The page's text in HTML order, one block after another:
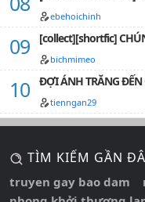
ebehoichinh
[collect][shortfic]
bichmimeo
ĐỢI ÁNH TRĂNG
tienngan29
TÌM KIẾM GẦN
truyen gay bao dam